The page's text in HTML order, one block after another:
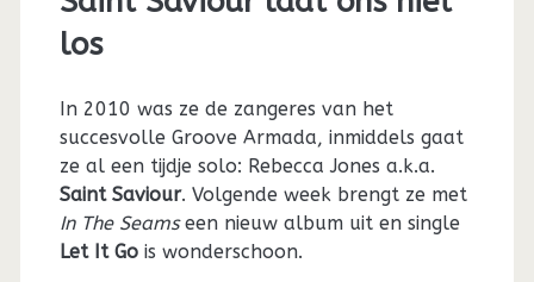
los
In 2010 was ze de zangeres van het
succesvolle Groove Armada, inmiddels gaat
ze al een tijdje solo: Rebecca Jones a.k.a.
Saint Saviour. Volgende week brengt ze met
In The Seamseen nieuw album uit en single
Let It Gois wonderschoon.